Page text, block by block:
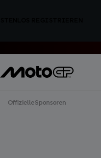
Offizielle Sponsoren